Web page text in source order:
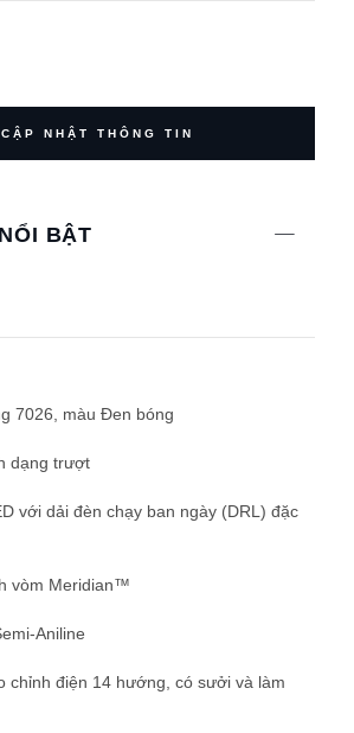
CẬP NHẬT THÔNG TIN
BẬT
7026, màu Đen bóng
dạng trượt
với dải đèn chạy ban ngày (DRL) đặc
vòm Meridian™
Aniline
chỉnh điện 14 hướng, có sưởi và làm